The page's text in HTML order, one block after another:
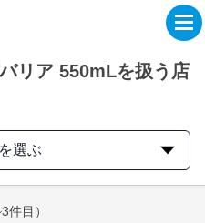
リア 550mLを扱う店
選ぶ
件目）